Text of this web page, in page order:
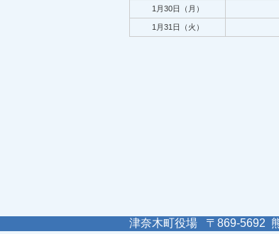
1月30日（月）
1月31日（火）
津奈木町役場 〒869-5692